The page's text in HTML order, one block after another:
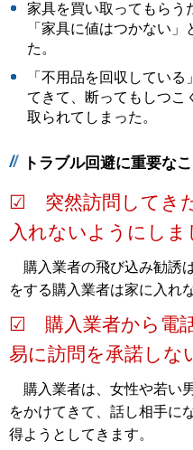
家具を買い取ってもらう
「家具に値はつかない
た。
「不用品を回収してい
てきて、断ってもしつこ
取られてしまった。
トラブル回避に重要な
☑ 突然訪問してき
入れないようにしま
購入業者の飛び込み勧誘
をする購入業者は家に入れ
☑ 購入業者から電
易に訪問を承諾しな
購入業者は、女性や若い
をかけてきて、話し相手に
得ようとしてきます。